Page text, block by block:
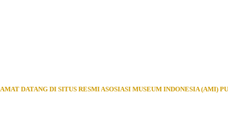
DATANG DI SITUS RESMI ASOSIASI MUSEUM INDONESIA (AMI)